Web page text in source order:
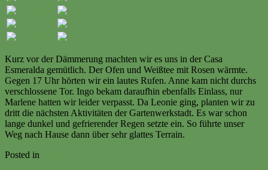
Kurz vor der Dämmerung machten wir es uns in der Casa
Esmeralda gemütlich. Der Ofen und Weißtee mit Rosen wärmte.
Gegen 17 Uhr hörten wir ein lautes Rufen. Anne kam nicht durchs
verschlossene Tor. Ingo bekam daraufhin ebenfalls Einlass, nur
Marlene hatten wir leider verpasst. Da Leonie ging, planten wir zu
dritt die nächsten Aktivitäten der Gartenwerkstadt. Es war schon
lange dunkel und gefrierender Regen setzte ein. So führte unser
Weg nach Hause dann über sehr glattes Terrain.
Posted in